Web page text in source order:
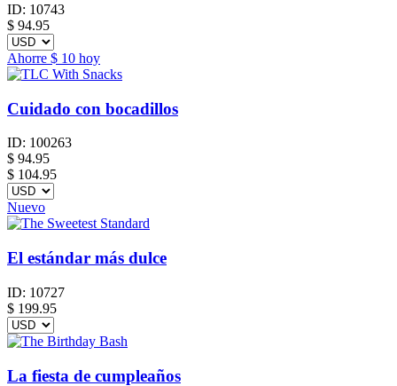
ID: 10743
$ 94.95
Ahorre $ 10 hoy
Cuidado con bocadillos
ID: 100263
$ 94.95
$ 104.95
Nuevo
El estándar más dulce
ID: 10727
$ 199.95
La fiesta de cumpleaños